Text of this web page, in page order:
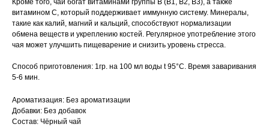
Кроме того, чай богат витаминами группы B (B1, B2, B3), а также
витамином C, который поддерживает иммунную систему. Минералы,
такие как калий, магний и кальций, способствуют нормализации
обмена веществ и укреплению костей. Регулярное употребление этого
чая может улучшить пищеварение и снизить уровень стресса.
Способ приготовления: 1гр. на 100 мл воды t 95°C. Время заваривания
5-6 мин.
Ароматизация: Без ароматизации
Добавки: Без добавок
Состав: Чёрный чай